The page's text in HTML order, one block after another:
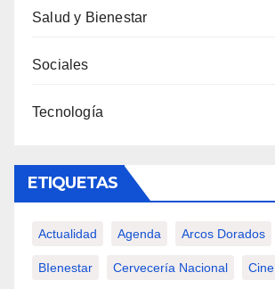
Salud y Bienestar
Sociales
Tecnología
ETIQUETAS
Actualidad Agenda Arcos Dorados
BIenestar Cervecería Nacional Cine